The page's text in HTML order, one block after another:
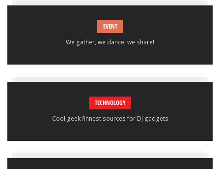
EVENT
We gather, we dance, we share!
TECHNOLOGY
Cool geek finnest sources for DJ gadgets